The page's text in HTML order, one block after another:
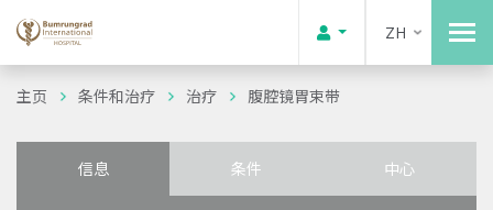
ZH
主页 条件和治疗 治疗 腹腔镜胃束带
信息 条件 中心